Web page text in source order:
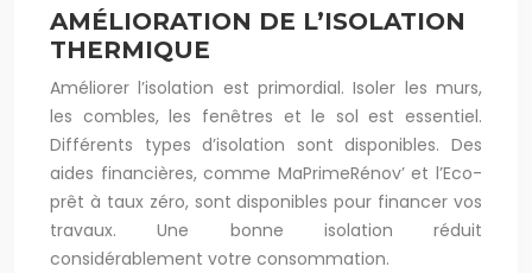
AMÉLIORATION DE L’ISOLATION
THERMIQUE
Améliorer l’isolation est primordial. Isoler les murs,
les combles, les fenêtres et le sol est essentiel.
Différents types d’isolation sont disponibles. Des
aides financières, comme MaPrimeRénov’ et l’Eco-
prêt à taux zéro, sont disponibles pour financer vos
travaux. Une bonne isolation réduit
considérablement votre consommation.